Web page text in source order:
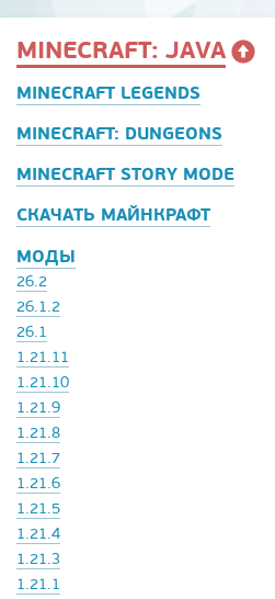
MINECRAFT: JAVA
MINECRAFT LEGENDS
MINECRAFT: DUNGEONS
MINECRAFT STORY MODE
СКАЧАТЬ МАЙНКРАФТ
МОДЫ
26.2
26.1.2
26.1
1.21.11
1.21.10
1.21.9
1.21.8
1.21.7
1.21.6
1.21.5
1.21.4
1.21.3
1.21.1